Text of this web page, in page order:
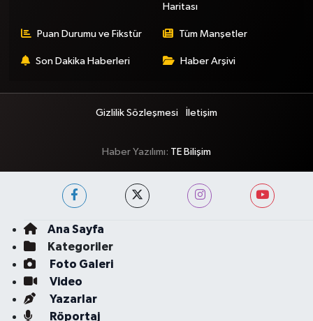
Haritası
Puan Durumu ve Fikstür Tüm Manşetler
Son Dakika Haberleri Haber Arşivi
Gizlilik Sözleşmesi İletişim
Haber Yazılımı: TE Bilişim
Ana Sayfa
Kategoriler
Foto Galeri
Video
Yazarlar
Röportaj